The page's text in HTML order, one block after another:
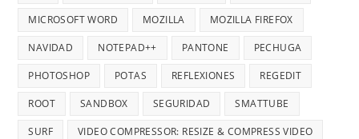
MICROSOFT WORD MOZILLA MOZILLA FIREFOX
NAVIDAD NOTEPAD++ PANTONE PECHUGA
PHOTOSHOP POTAS REFLEXIONES REGEDIT
ROOT SANDBOX SEGURIDAD SMATTUBE
SURF VIDEO COMPRESSOR: RESIZE & COMPRESS VIDEO